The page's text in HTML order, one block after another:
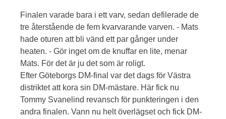
Finalen varade bara i ett varv, sedan defilerade de
tre återstående de fem kvarvarande varven. - Mats
hade oturen att bli vänd ett par gånger under
heaten. - Gör inget om de knuffar en lite, menar
Mats. För det är ju det som är roligt.
Efter Göteborgs DM-final var det dags för Västra
distriktet att kora sin DM-mästare. Här fick nu
Tommy Svanelind revansch för punkteringen i den
andra finalen. Vann nu helt överlägset och fick DM-